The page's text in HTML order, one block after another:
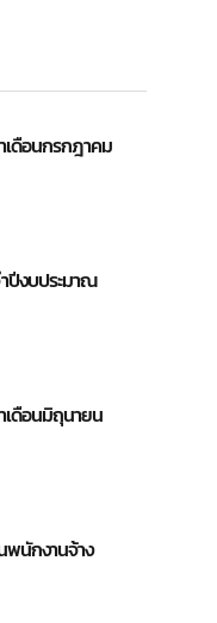
เดือนกรกฎาคม
ำปีงบประมาณ
เดือนมิถุนายน
พนักงานจ้าง